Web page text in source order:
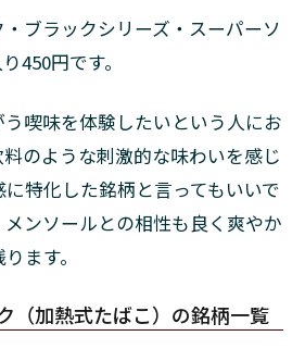
ブラックシリーズ・スーパーソ
450円です。
喫味を体験したいという人にお
のような刺激的な味わいを感じ
特化した銘柄と言ってもいいで
メンソールとの相性も良く爽やか
ます。
（加熱式たばこ）の銘柄一覧